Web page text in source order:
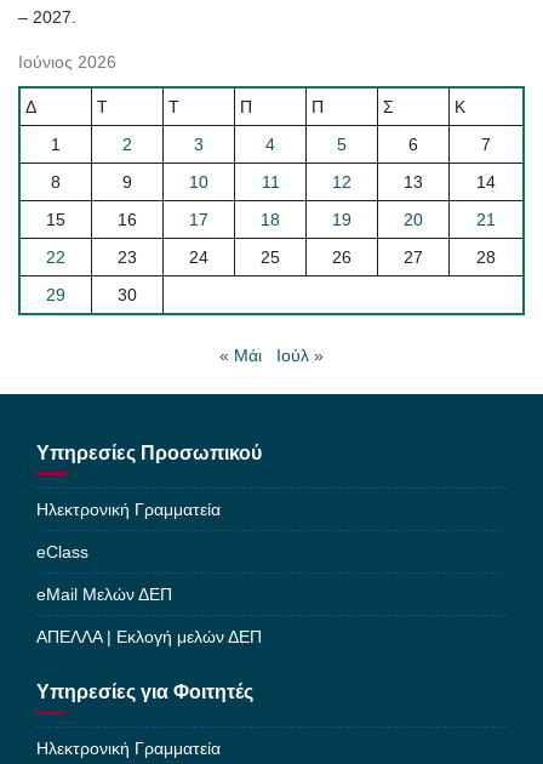
– 2027.
Ιούνιος 2026
Δ Τ Τ Π Π Σ
Κ
1
2 3 4 5 6
7
8
9 10 11 12 13
14
15
16 17 18 19 20
21
22
23 24 25 26 27
28
29
30
« Μάι Ιούλ »
Υπηρεσίες Προσωπικού
Ηλεκτρονική Γραμματεία
eClass
eMail Μελών ΔΕΠ
ΑΠΕΛΛΑ | Εκλογή μελών ΔΕΠ
Υπηρεσίες για Φοιτητές
Ηλεκτρονική Γραμματεία